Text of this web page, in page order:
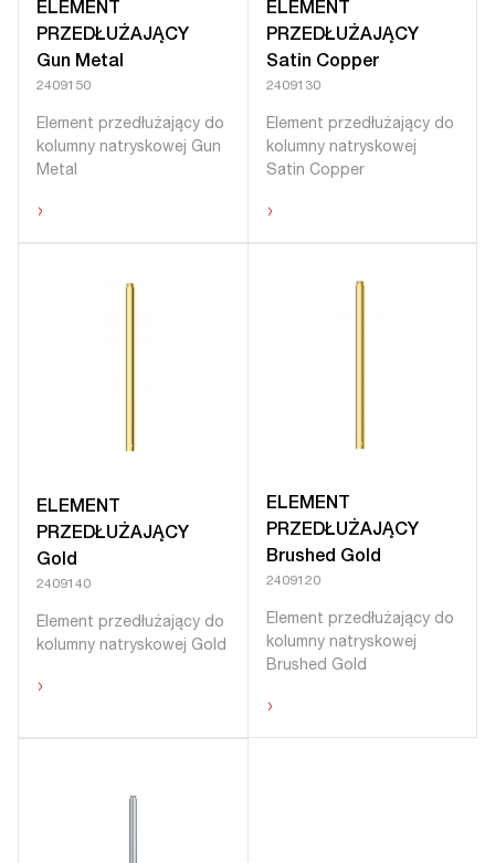
ELEMENT
PRZEDŁUŻAJĄCY
Gun Metal
2409150
Element przedłużający do
kolumny natryskowej Gun
Metal
›
ELEMENT
PRZEDŁUŻAJĄCY
Satin Copper
2409130
Element przedłużający do
kolumny natryskowej
Satin Copper
›
ELEMENT
PRZEDŁUŻAJĄCY
Gold
2409140
Element przedłużający do
kolumny natryskowej Gold
›
ELEMENT
PRZEDŁUŻAJĄCY
Brushed Gold
2409120
Element przedłużający do
kolumny natryskowej
Brushed Gold
›